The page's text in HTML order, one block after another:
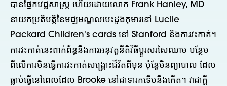
បានផ្នែកវេជ្ជសាស្រ្ត ហើយដោយលោក Frank Hanley, MD
នាយកប្រតិបត្តិនៃមជ្ឈមណ្ឌលបេះដូងកុមារនៅ Lucile
Packard Children's cards នៅ Stanford និងការវះកាត់។
ការវះកាត់នេះពាក់ព័ន្ធនឹងការអនុវត្តនីតិវិធីប្តូរសរសៃឈាម បន្ថែម
ពីលើការមិនធ្វើការវះកាត់សង្គ្រោះជីវិតពីមុន ប៉ុន្តែមិនព្យាបាល ដែល
ធ្លាប់ធ្វើនៅពេលដែល Brooke នៅជាទារកទើបនឹងកើត។ វាជាក្តី